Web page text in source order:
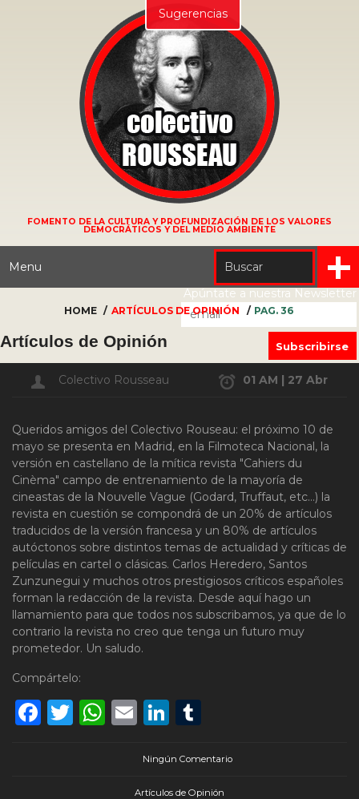
FOMENTO DE LA CULTURA Y PROFUNDIZACIÓN DE LOS VALORES
DEMOCRÁTICOS Y DEL MEDIO AMBIENTE
Menu
Apúntate a nuestra Newsletter
HOME ARTÍCULOS DE OPINIÓN PAG. 36
Artículos de Opinión
Colectivo Rousseau 01 AM | 27 Abr
Queridos amigos del Colectivo Rouseau: el próximo 10 de
mayo se presenta en Madrid, en la Filmoteca Nacional, la
versión en castellano de la mítica revista "Cahiers du
Cinèma" campo de entrenamiento de la mayoría de
cineastas de la Nouvelle Vague (Godard, Truffaut, etc…) la
revista en cuestión se compondrá de un 20% de artículos
traducidos de la versión francesa y un 80% de artículos
autóctonos sobre distintos temas de actualidad y críticas de
películas en cartel o clásicas. Carlos Heredero, Santos
Zunzunegui y muchos otros prestigiosos críticos españoles
forman la redacción de la revista. Desde aquí hago un
llamamiento para que todos nos subscribamos, ya que de lo
contrario la revista no creo que tenga un futuro muy
prometedor. Un saludo.
Compártelo:
Facebook
Twitter
WhatsApp
EmailLinkedIn
Ningún Comentario
Artículos de Opinión
Sugerencias